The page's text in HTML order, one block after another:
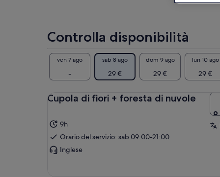
Controlla disponibilità
ven 7 ago
-
sab 8 ago
29 €
dom 9 ago
29 €
lun 10 ago
29 €
Cupola di fiori + foresta di nuvole
9h
Orario del servizio: sab 09:00-21:00
Inglese